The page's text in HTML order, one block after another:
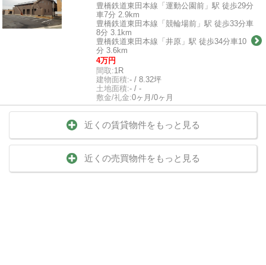
豊橋鉄道東田本線「運動公園前」駅 徒歩29分
車7分 2.9km
豊橋鉄道東田本線「競輪場前」駅 徒歩33分車
8分 3.1km
豊橋鉄道東田本線「井原」駅 徒歩34分車10
分 3.6km
4万円
間取:1R
建物面積:- / 8.32坪
土地面積:- / -
敷金/礼金:0ヶ月/0ヶ月
近くの賃貸物件をもっと見る
近くの売買物件をもっと見る